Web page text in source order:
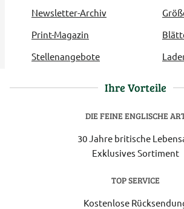
Newsletter-Archiv
Print-Magazin
Stellenangebote
Ihre Vorteile
DIE FEINE ENGLISCHE
30 Jahre britische
Exklusives Sortiment
TOP SERVICE
Kostenlose